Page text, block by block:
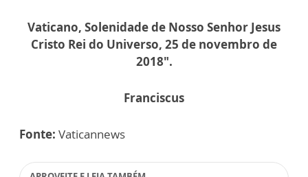
Vaticano, Solenidade de Nosso Senhor Jesus
Cristo Rei do Universo, 25 de novembro de
2018".
Franciscus
Fonte: Vaticannews